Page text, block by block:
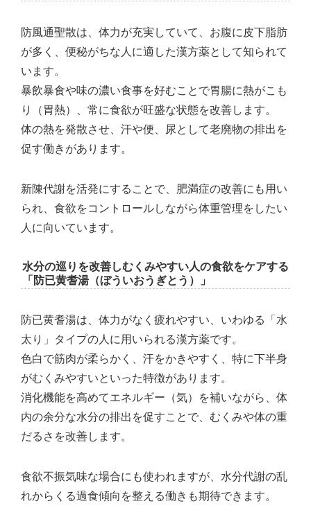
防風通聖散は、体力が充実していて、お腹に皮下脂肪
が多く、便秘がちな人に適した漢方薬として知られて
います。
暴飲暴食や味の濃い食事を好むことで胃腸に熱がこも
り（胃熱）、常に食欲が旺盛な状態を改善します。
体の熱を発散させ、汗や便、尿として老廃物の排出を
促す働きがあります。
新陳代謝を活発にすることで、肥満症の改善にも用い
られ、食欲をコントロールしながら体重管理をしたい
人に向いています。
水分の巡りを改善しむくみやすい人の食欲をケアする
「防已黄耆湯（ぼういおうぎとう）」
防已黄耆湯は、体力がなく疲れやすい、いわゆる「水
太り」タイプの人に用いられる漢方薬です。
色白で筋肉が柔らかく、汗をかきやすく、特に下半身
がむくみやすいといった特徴があります。
消化機能を高めてエネルギー（気）を補いながら、体
内の余分な水分の排出を促すことで、むくみや体の重
だるさを改善します。
食欲不振気味な場合にも使われますが、水分代謝の乱
れからくる過食傾向を整える働きも期待できます。